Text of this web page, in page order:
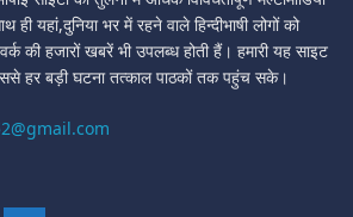
यहां,दुनिया भर में रहने वाले हिन्दीभाषी लोगों को
की हजारों खबरें भी उपलब्ध होती हैं। हमारी यह साइट
हर बड़ी घटना तत्काल पाठकों तक पहुंच सके।